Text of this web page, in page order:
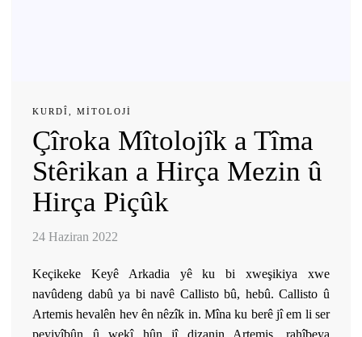
KURDÎ MITOLOJI
Çîroka Mîtolojîk a Tîma
Stêrikan a Hirça Mezin û
Hirça Piçûk
24 Haziran 2022
Keçikeke Keyê Arkadia yê ku bi xweşikiya xwe
navûdeng dabû ya bi navê Callisto bû, hebû. Callisto û
Artemis hevalên hev ên nêzîk in. Mîna ku berê jî em li ser
peyivîbûn û wekî hûn jî dizanin Artemis, rahîbeya